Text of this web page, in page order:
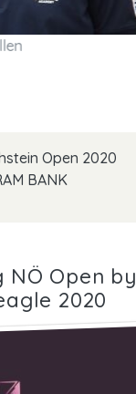
Open 2020
BANK
NÖ Open by
2020